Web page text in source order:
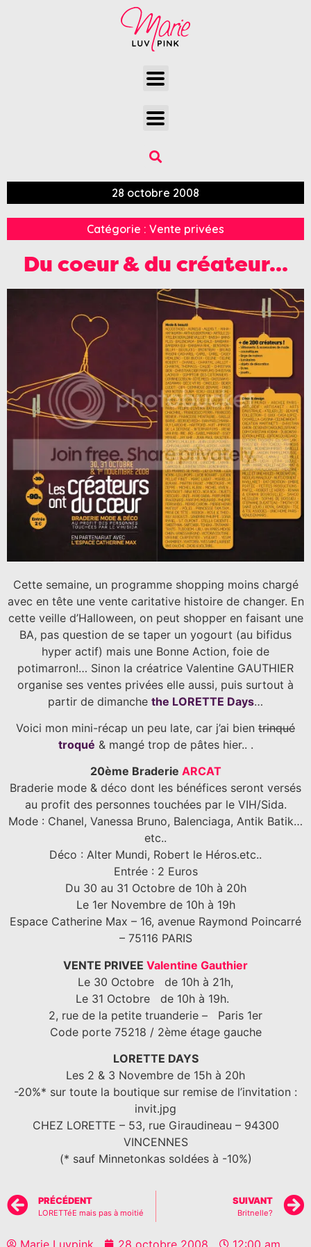
28 octobre 2008
Catégorie : Vente privées
Du coeur & du créateur…
Cette semaine, un programme shopping moins chargé
avec en tête une vente caritative histoire de changer. En
cette veille d’Halloween, on peut shopper en faisant une
BA, pas question de se taper un yogourt (au bifidus
hyper actif) mais une Bonne Action, foie de
potimarron!… Sinon la créatrice Valentine GAUTHIER
organise ses ventes privées elle aussi, puis surtout à
partir de dimanche the LORETTE Days…
Voici mon mini-récap un peu late, car j’ai bien trinqué
troqué & mangé trop de pâtes hier.. .
20ème Braderie ARCAT
Braderie mode & déco dont les bénéfices seront versés
au profit des personnes touchées par le VIH/Sida.
Mode : Chanel, Vanessa Bruno, Balenciaga, Antik Batik…
etc..
Déco : Alter Mundi, Robert le Héros.etc..
Entrée : 2 Euros
Du 30 au 31 Octobre de 10h à 20h
Le 1er Novembre de 10h à 19h
Espace Catherine Max – 16, avenue Raymond Poincarré
– 75116 PARIS
VENTE PRIVEE Valentine Gauthier
Le 30 Octobre de 10h à 21h,
Le 31 Octobre de 10h à 19h.
2, rue de la petite truanderie – Paris 1er
Code porte 75218 / 2ème étage gauche
LORETTE DAYS
Les 2 & 3 Novembre de 15h à 20h
-20%* sur toute la boutique sur remise de l’invitation :
invit.jpg
CHEZ LORETTE – 53, rue Giraudineau – 94300
VINCENNES
(* sauf Minnetonkas soldées à -10%)
PRÉCÉDENT
LORETTéE mais pas à moitié
SUIVANT
Britnelle?